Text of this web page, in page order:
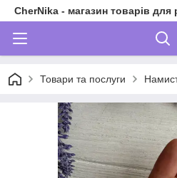
CherNika - магазин товарів для
Товари та послуги